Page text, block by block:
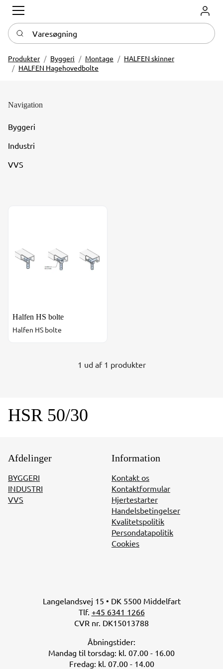
Log
Varesøgning
Produkter Byggeri Montage
HALFEN skinner
HALFEN Hagehovedbolte
Navigation
Byggeri
Industri
VVS
Halfen HS bolte
Halfen HS bolte
1 ud af 1 produkter
HSR 50/30
Afdelinger
BYGGERI
INDUSTRI
VVS
Information
Kontakt os
Kontaktformular
Hjertestarter
Handelsbetingelser
Kvalitetspolitik
Persondatapolitik
Cookies
Langelandsvej 15 • DK 5500 Middelfart
Tlf. +45 6341 1266
CVR nr. DK15013788
Åbningstider:
Mandag til torsdag: kl. 07.00 - 16.00
Fredag: kl. 07.00 - 14.00